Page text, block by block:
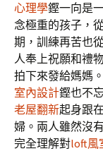
心理學鏗一向是
念極重的孩子，
期，訓練再苦也
人奉上祝願和禮
拍下來發給媽媽
室內設計鏗也不
老屋翻新起身跟
婦。兩人雖然沒
完全理解對loft風